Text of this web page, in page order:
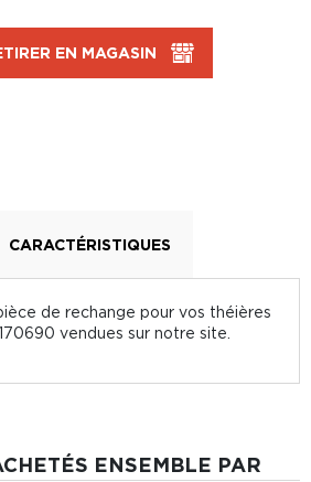
EN MAGASIN
CARACTÉRISTIQUES
de rechange pour vos théières
vendues sur notre site.
ENSEMBLE PAR